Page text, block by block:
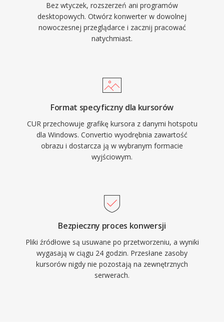
Bez wtyczek, rozszerzeń ani programów
desktopowych. Otwórz konwerter w dowolnej
nowoczesnej przeglądarce i zacznij pracować
natychmiast.
Format specyficzny dla kursorów
CUR przechowuje grafikę kursora z danymi hotspotu
dla Windows. Convertio wyodrębnia zawartość
obrazu i dostarcza ją w wybranym formacie
wyjściowym.
Bezpieczny proces konwersji
Pliki źródłowe są usuwane po przetworzeniu, a wyniki
wygasają w ciągu 24 godzin. Przesłane zasoby
kursorów nigdy nie pozostają na zewnętrznych
serwerach.